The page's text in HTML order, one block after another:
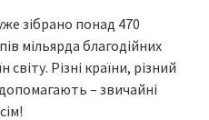
зібрано понад 470
мільярда благодійних
світу. Різні країни, різний
– звичайні